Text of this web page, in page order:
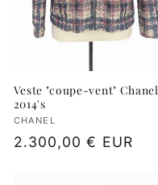
i
o
n
Veste "coupe-vent" Chanel
2014's
Fournisseur :
CHANEL
Prix
2.300,00 € EUR